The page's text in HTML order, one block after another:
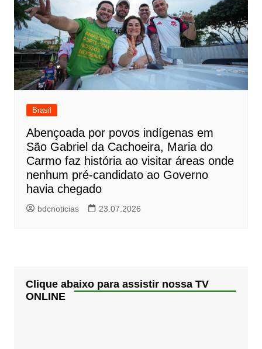
Brasil
Abençoada por povos indígenas em
São Gabriel da Cachoeira, Maria do
Carmo faz história ao visitar áreas onde
nenhum pré-candidato ao Governo
havia chegado
bdcnoticias 23.07.2026
Clique abaixo para assistir nossa TV
ONLINE